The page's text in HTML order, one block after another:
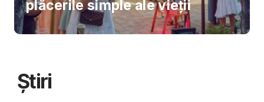
plăcerile simple ale vieții
Știri